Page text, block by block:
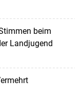
beim
Landjugend